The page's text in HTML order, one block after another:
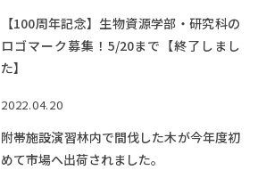
【100周年記念】生物資源学部・研究科の
ロゴマーク募集！5/20まで【終了しまし
た】
2022.04.20
附帯施設演習林内で間伐した木が今年度初
めて市場へ出荷されました。